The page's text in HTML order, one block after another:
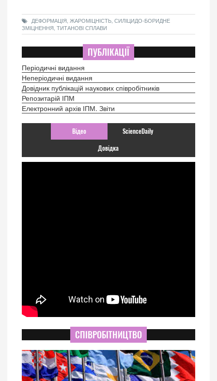
ДЕФОРМАЦІЯ, ЖАРОМІЦНІСТЬ, СИЛІЦИДО-БОРИДНЕ
ЗМІЦНЕННЯ, ТИТАНОВІ СПЛАВИ
ПУБЛІКАЦІЇ
Періодичні видання
Неперіодичні видання
Довідник публікацій наукових співробітників
Репозитарій ІПМ
Електронний архів ІПМ. Звіти
Відео ScienceDaily
Довідка
СПІВРОБІТНИЦТВО